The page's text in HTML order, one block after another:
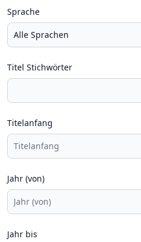
Sprache
Titel Stichwörter
Titelanfang
Jahr (von)
Jahr bis